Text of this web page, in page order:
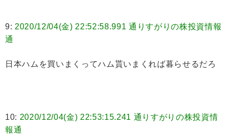
9: 2020/12/04(金) 22:52:58.991 通りすがりの株投資情報
通
日本ハムを買いまくってハム貰いまくれば暮らせるだろ
10: 2020/12/04(金) 22:53:15.241 通りすがりの株投資情
報通